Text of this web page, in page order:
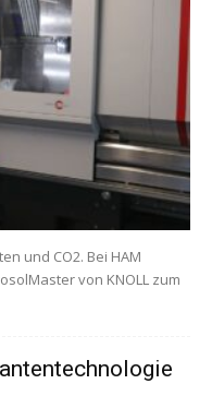
und CO2. Bei HAM
von KNOLL zum